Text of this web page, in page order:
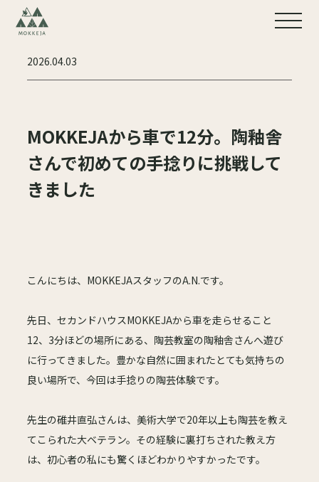
2026.04.03
MOKKEJAから車で12分。陶釉舎
さんで初めての手捻りに挑戦して
きました
こんにちは、MOKKEJAスタッフのA.N.です。
先日、セカンドハウスMOKKEJAから車を走らせること
12、3分ほどの場所にある、陶芸教室の陶釉舎さんへ遊び
に行ってきました。豊かな自然に囲まれたとても気持ちの
良い場所で、今回は手捻りの陶芸体験です。
先生の碓井直弘さんは、美術大学で20年以上も陶芸を教え
てこられた大ベテラン。その経験に裏打ちされた教え方
は、初心者の私にも驚くほどわかりやすかったです。